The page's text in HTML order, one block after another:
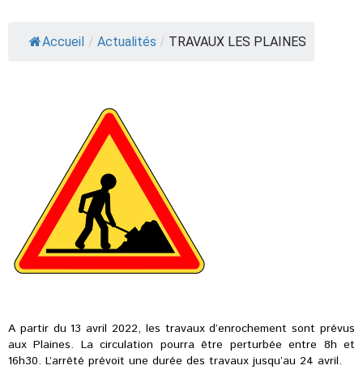
Accueil / Actualités / TRAVAUX LES PLAINES
A partir du 13 avril 2022, les travaux d’enrochement sont prévus
aux Plaines. La circulation pourra être perturbée entre 8h et
16h30. L’arrêté prévoit une durée des travaux jusqu’au 24 avril.